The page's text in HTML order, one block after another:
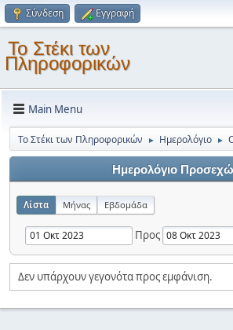
Σύνδεση Εγγραφή
Το Στέκι των
Πληροφορικών
Main Menu
Το Στέκι των Πληροφορικών ► Ημερολόγιο ►
Ημερολόγιο
Λίστα Μήνας Εβδομάδα
Προς
Δεν υπάρχουν γεγονότα προς εμφάνιση.